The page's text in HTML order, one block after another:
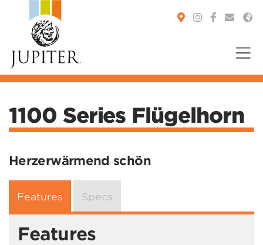
1100 Series Flügelhorn
Herzerwärmend schön
Features Specs
Features